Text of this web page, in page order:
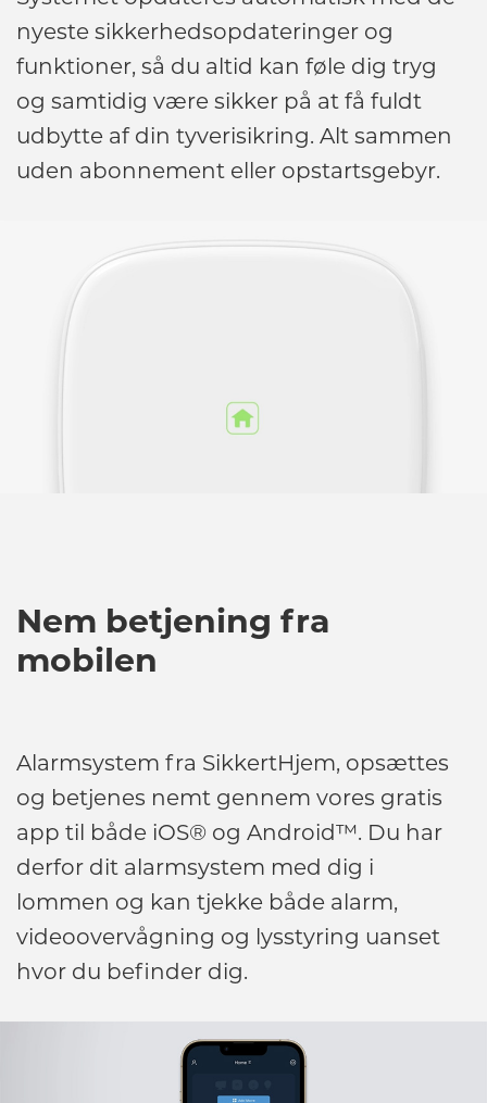
nyeste sikkerhedsopdateringer og
funktioner, så du altid kan føle dig tryg
og samtidig være sikker på at få fuldt
udbytte af din tyverisikring. Alt sammen
uden abonnement eller opstartsgebyr.
Nem betjening fra
mobilen
Alarmsystem fra SikkertHjem, opsættes
og betjenes nemt gennem vores gratis
app til både iOS® og Android™. Du har
derfor dit alarmsystem med dig i
lommen og kan tjekke både alarm,
videoovervågning og lysstyring uanset
hvor du befinder dig.